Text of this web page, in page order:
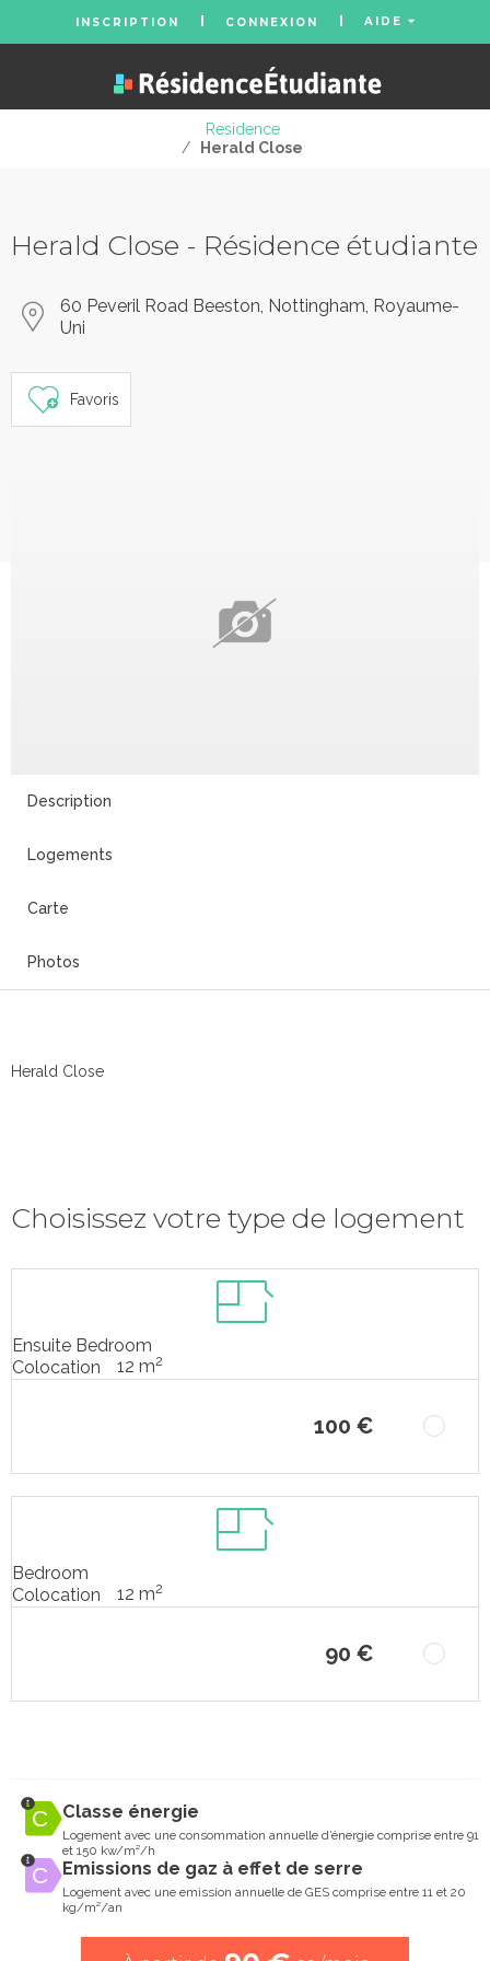
INSCRIPTION CONNEXION AIDE
Residence
/
Herald Close
Herald Close - Résidence étudiante
60 Peveril Road Beeston, Nottingham, Royaume-
Uni
Favoris
Description
Logements
Carte
Photos
Herald Close
Choisissez votre type de logement
Ensuite Bedroom
Colocation
12 m2
100 €
Bedroom
Colocation
12 m2
90 €
Classe énergie
Logement avec une consommation annuelle d’énergie comprise entre 91
et 150 kw/m²/h
Emissions de gaz à effet de serre
Logement avec une emission annuelle de GES comprise entre 11 et 20
kg/m²/an